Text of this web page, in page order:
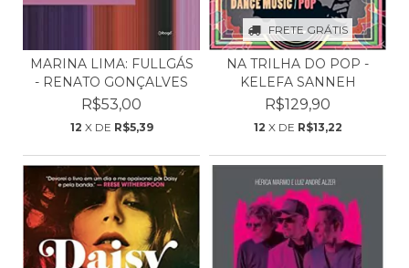
MARINA LIMA: FULLGÁS
- RENATO GONÇALVES
R$53,00
12 X DE R$5,39
FRETE GRÁTIS
NA TRILHA DO POP -
KELEFA SANNEH
R$129,90
12 X DE R$13,22